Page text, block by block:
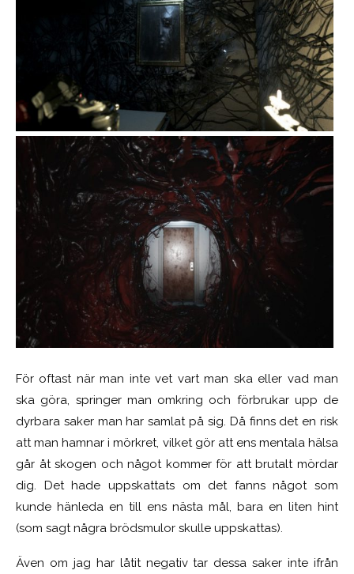
För oftast när man inte vet vart man ska eller vad man
ska göra, springer man omkring och förbrukar upp de
dyrbara saker man har samlat på sig. Då finns det en risk
att man hamnar i mörkret, vilket gör att ens mentala hälsa
går åt skogen och något kommer för att brutalt mördar
dig. Det hade uppskattats om det fanns något som
kunde hänleda en till ens nästa mål, bara en liten hint
(som sagt några brödsmulor skulle uppskattas).
Även om jag har låtit negativ tar dessa saker inte ifrån